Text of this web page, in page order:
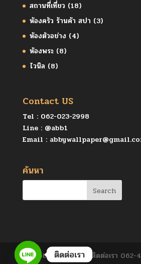
สถานที่เที่ยว (18)
ห้องครัว ร้านค้า สปา (3)
ห้องตัวอย่าง (4)
ห้องพระ(8)
ไวนิล (8)
Contact US
Tel : 062-023-2998
Line : @abb1
Email :
ค้นหา
abbymural.com ติดต่อเรา 062-
ติดต่อเรา